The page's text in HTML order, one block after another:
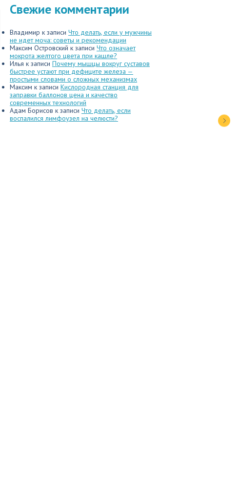
Свежие комментарии
Владимир к записи Что делать, если у мужчины
не идет моча: советы и рекомендации
Максим Островский к записи Что означает
мокрота желтого цвета при кашле?
Илья к записи Почему мышцы вокруг суставов
быстрее устают при дефиците железа —
простыми словами о сложных механизмах
Максим к записи Кислородная станция для
заправки баллонов цена и качество
современных технологий
Адам Борисов к записи Что делать, если
воспалился лимфоузел на челюсти?